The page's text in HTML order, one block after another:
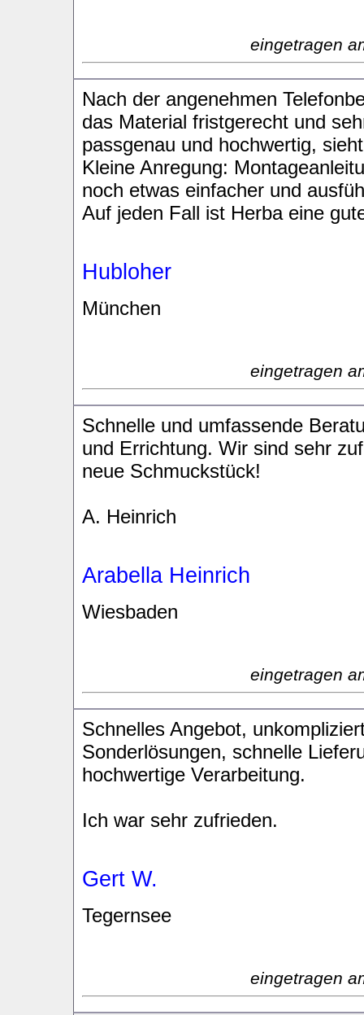
eingetragen
Nach der angenehmen
das Material fristgerecht und
passgenau und hochwertig,
Kleine Anregung:
noch etwas einfacher und
Auf jeden Fall ist Herba eine
Hubloher
München
eingetragen
Schnelle und umfassende
und Errichtung. Wir sind sehr
neue Schmuckstück!
A. Heinrich
Arabella Heinrich
Wiesbaden
eingetragen
Schnelles Angebot,
Sonderlösungen, schnelle
hochwertige Verarbeitung.
Ich war sehr zufrieden.
Gert W.
Tegernsee
eingetragen